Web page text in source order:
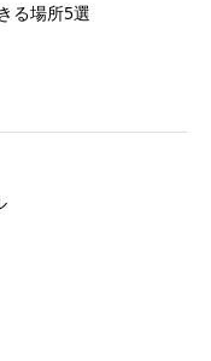
る場所5選